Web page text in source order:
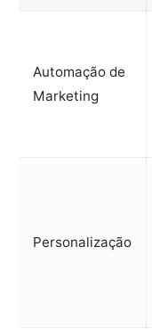
Automação de
Marketing
Personalização